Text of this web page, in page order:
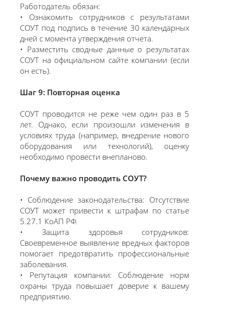
Работодатель обязан:
• Ознакомить сотрудников с результатами
СОУТ под подпись в течение 30 календарных
дней с момента утверждения отчета.
• Разместить сводные данные о результатах
СОУТ на официальном сайте компании (если
он есть).
Шаг 9: Повторная оценка
СОУТ проводится не реже чем один раз в 5
лет. Однако, если произошли изменения в
условиях труда (например, внедрение нового
оборудования или технологий), оценку
необходимо провести внепланово.
Почему важно проводить СОУТ?
• Соблюдение законодательства: Отсутствие
СОУТ может привести к штрафам по статье
5.27.1 КоАП РФ.
• Защита здоровья сотрудников:
Своевременное выявление вредных факторов
помогает предотвратить профессиональные
заболевания.
• Репутация компании: Соблюдение норм
охраны труда повышает доверие к вашему
предприятию.